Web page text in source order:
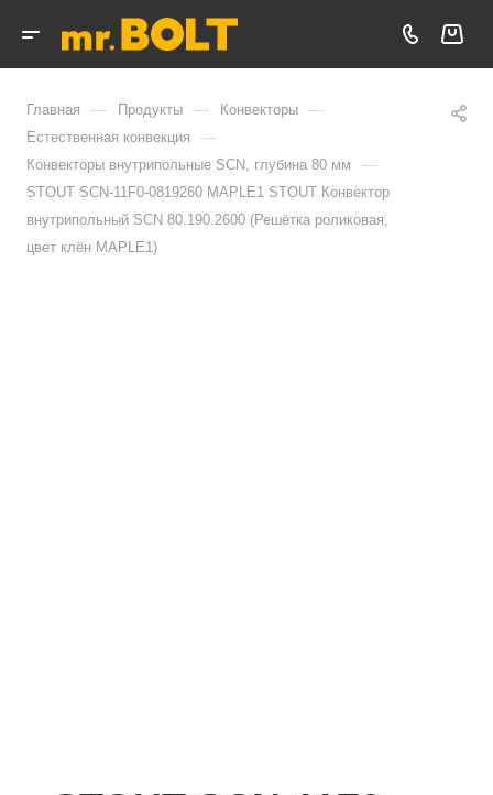
Главная — Продукты — Конвекторы —
Естественная конвекция —
Конвекторы внутрипольные SCN, глубина 80 мм —
STOUT SCN-11F0-0819260 MAPLE1 STOUT Конвектор
внутрипольный SCN 80.190.2600 (Решётка роликовая,
цвет клён MAPLE1)